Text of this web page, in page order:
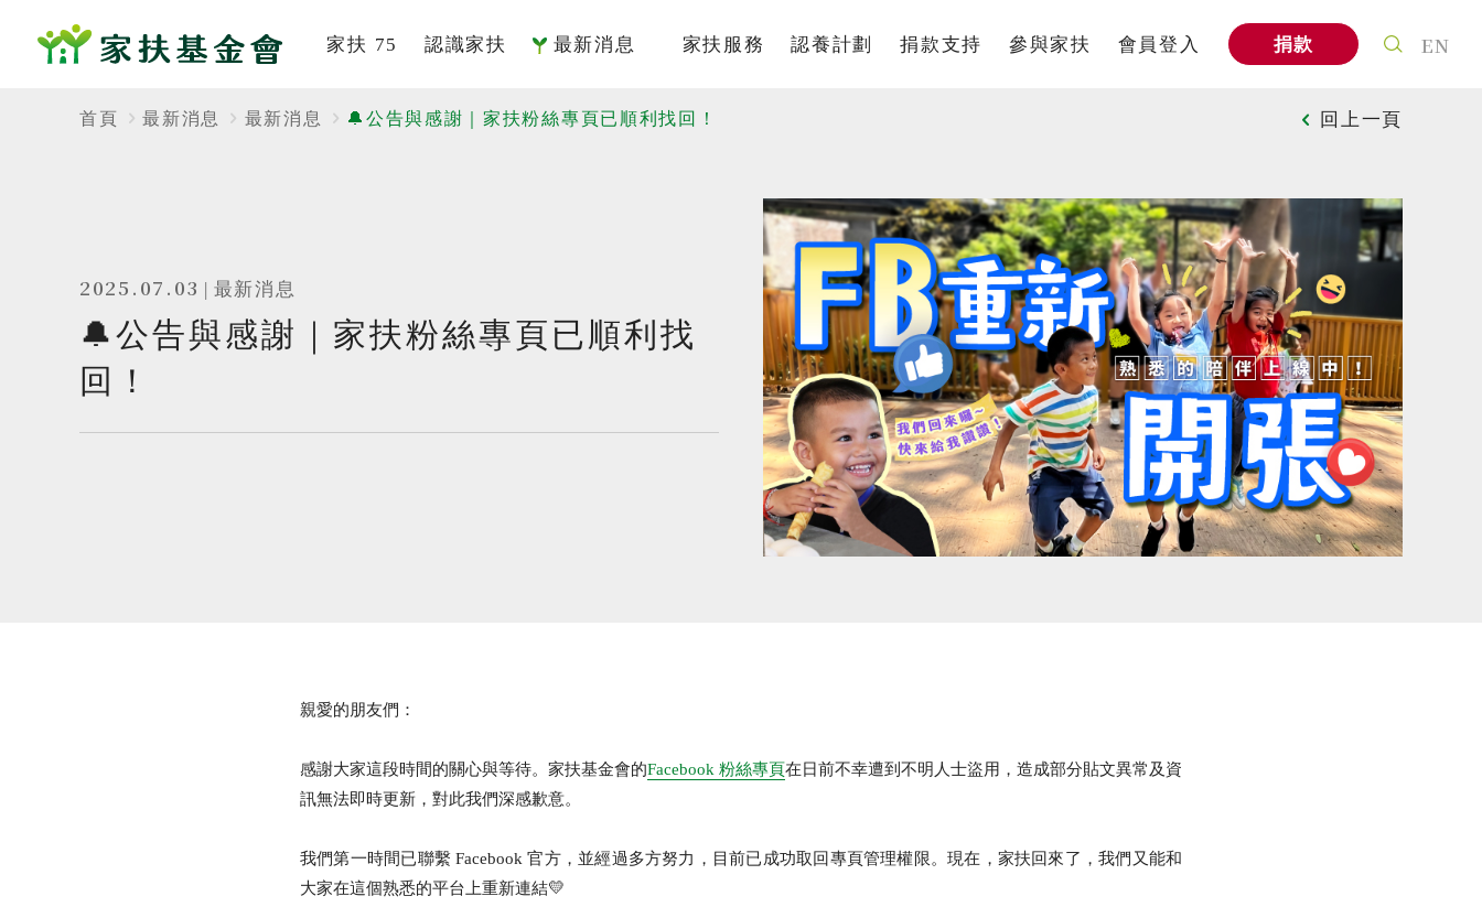
家扶 75 認識家扶
歷史沿革
最新消息 家扶服務
倡議研究
認養計劃
認養寫真
認養Q&A
捐款支持
捐款徵信
捐款 Q&A
參與家扶
家扶教育館
企業專區
與我們合作
會員登入 捐款 EN
回上一頁
首頁 最新消息 最新消息 🔔公告與感謝｜家扶粉絲專頁已順利找回！
2025.07.03 | 最新消息
🔔公告與感謝｜家扶粉絲專頁已順利找
回！
親愛的朋友們：
感謝大家這段時間的關心與等待。家扶基金會的Facebook 粉絲專頁在日前不幸遭到不明人士盜用，造成部分貼文異常及資
訊無法即時更新，對此我們深感歉意。
我們第一時間已聯繫 Facebook 官方，並經過多方努力，目前已成功取回專頁管理權限。現在，家扶回來了，我們又能和
大家在這個熟悉的平台上重新連結💛